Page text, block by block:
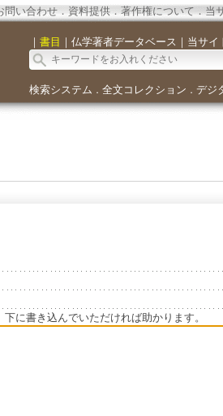
問い合わせ． 資料提供．著作権について．当
｜ 書目 ｜ 仏学著者データベース ｜ 当サイ
検索システム ． 全文コレクション ． デジ
に書き込んでいただければ助かります。